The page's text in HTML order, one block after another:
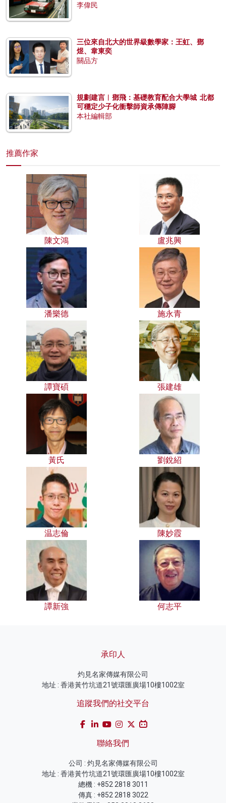
李偉民
三位來自北大的世界級數學家：王虹、鄧
煜、韋東奕
關品方
規劃建言︱鄧飛：基礎教育配合大學城 北都
可穩定少子化衝擊師資承傳陣腳
本社編輯部
推薦作家
陳文鴻 盧兆興
潘樂德 施永青
譚寶碩 張建雄
黃氏 劉銳紹
温志倫 陳妙霞
譚新強 何志平
承印人
灼見名家傳媒有限公司
地址 : 香港黃竹坑道21號環匯廣場10樓1002室
追蹤我們的社交平台
聯絡我們
公司 : 灼見名家傳媒有限公司
地址 : 香港黃竹坑道21號環匯廣場10樓1002室
總機 : +852 2818 3011
傳真 : +852 2818 3022